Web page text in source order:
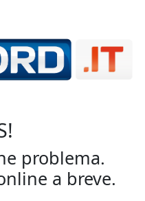
problema.
a breve.